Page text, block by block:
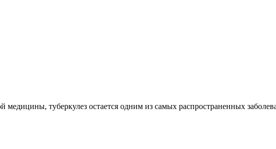
медицины, туберкулез остается одним из самых распространенных